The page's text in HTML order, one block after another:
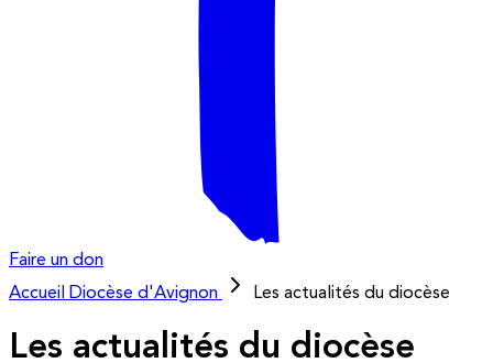
Faire un don
Accueil
Diocèse d'Avignon Les actualités du diocèse
Les actualités du diocèse